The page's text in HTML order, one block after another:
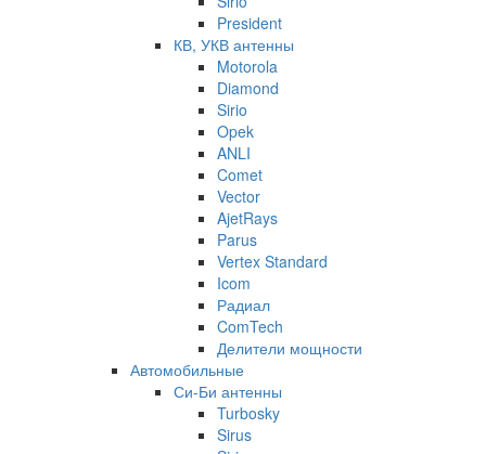
President
КВ, УКВ антенны
Motorola
Diamond
Sirio
Opek
ANLI
Comet
Vector
AjetRays
Parus
Vertex Standard
Icom
Радиал
ComTech
Делители мощности
Автомобильные
Си-Би антенны
Turbosky
Sirus